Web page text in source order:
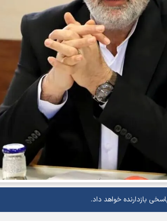
بازدارنده خواهد داد.